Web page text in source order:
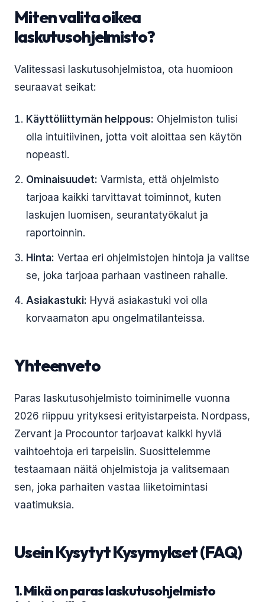
Miten valita oikea
laskutusohjelmisto?
Valitessasi laskutusohjelmistoa, ota huomioon
seuraavat seikat:
Käyttöliittymän helppous: Ohjelmiston tulisi
olla intuitiivinen, jotta voit aloittaa sen käytön
nopeasti.
Ominaisuudet: Varmista, että ohjelmisto
tarjoaa kaikki tarvittavat toiminnot, kuten
laskujen luomisen, seurantatyökalut ja
raportoinnin.
Hinta: Vertaa eri ohjelmistojen hintoja ja valitse
se, joka tarjoaa parhaan vastineen rahalle.
Asiakastuki: Hyvä asiakastuki voi olla
korvaamaton apu ongelmatilanteissa.
Yhteenveto
Paras laskutusohjelmisto toiminimelle vuonna
2026 riippuu yrityksesi erityistarpeista. Nordpass,
Zervant ja Procountor tarjoavat kaikki hyviä
vaihtoehtoja eri tarpeisiin. Suosittelemme
testaamaan näitä ohjelmistoja ja valitsemaan
sen, joka parhaiten vastaa liiketoimintasi
vaatimuksia.
Usein Kysytyt Kysymykset (FAQ)
1. Mikä on paras laskutusohjelmisto